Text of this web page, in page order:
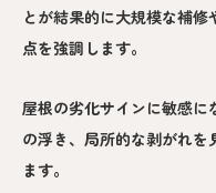
とが結果的に大規模な補
点を強調します。
屋根の劣化サインに敏感に
の浮き、局所的な剥がれを
ます。